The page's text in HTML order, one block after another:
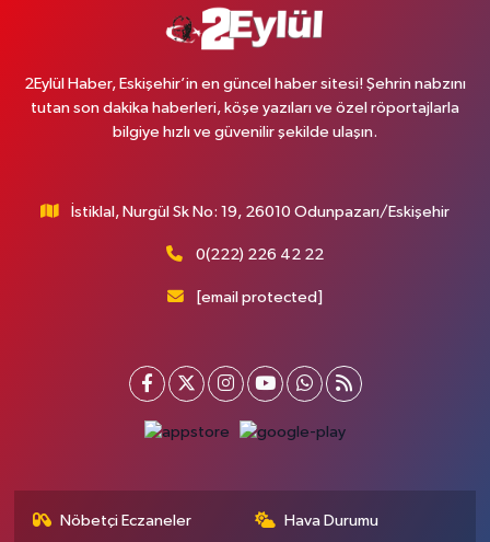
2Eylül Haber, Eskişehir’in en güncel haber sitesi! Şehrin nabzını
tutan son dakika haberleri, köşe yazıları ve özel röportajlarla
bilgiye hızlı ve güvenilir şekilde ulaşın.
İstiklal, Nurgül Sk No: 19, 26010 Odunpazarı/Eskişehir
0(222) 226 42 22
[email protected]
Nöbetçi Eczaneler Hava Durumu